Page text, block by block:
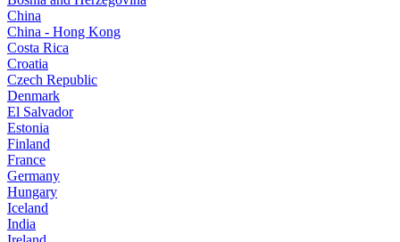
China
China - Hong Kong
Costa Rica
Croatia
Czech Republic
Denmark
El Salvador
Estonia
Finland
France
Germany
Hungary
Iceland
India